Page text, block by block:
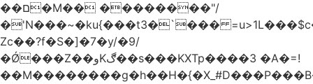
��ם�M�� ��������"/
�'N���~�ku{���t3�`���
Zc��?f�S�]�7�y/�9/
�Ǿ���Z��وKڰ��s���KXTp����3 �A�=!
��M��������g�h��H�{�X_#D�